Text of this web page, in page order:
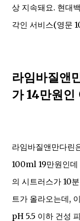
상 지속돼요. 현대
각인 서비스(영문
라임바질앤
가 14만원인
라임바질앤만다
100ml 19만원인
의 시트러스가 10
트가 올라오는데,
pH 5.5 이하 건성